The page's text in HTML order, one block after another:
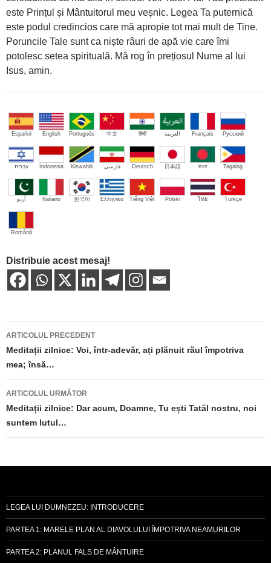
este Prințul și Mântuitorul meu veșnic. Legea Ta puternică
este podul credincios care mă apropie tot mai mult de Tine.
Poruncile Tale sunt ca niște râuri de apă vie care îmi
potolesc setea spirituală. Mă rog în prețiosul Nume al lui
Isus, amin.
Español English Português 中文 हिंदी العربية Français Русский
עברית Indonesia Kiswahili فارسی Deutsch 日本語 বাংলা Tagalog
اُردو Italiano 한국어 Ελληνικά Tiếng Việt Polski ไทย Türkçe
Română
Distribuie acest mesaj!
Navigare
în
articole
ARTICOLUL PRECEDENT
Meditații zilnice: Voi, într-adevăr, ați plănuit răul împotriva
mea; însă…
ARTICOLUL URMĂTOR
Meditații zilnice: Dar acum, Doamne, Tu ești Tatăl nostru, noi
suntem lutul…
LEGEA LUI DUMNEZEU: INTRODUCERE
PARTEA 1: MARELE PLAN AL DIAVOLULUI ÎMPOTRIVA NEAMURILOR
PARTEA 2: PLANUL FALS DE MÂNTUIRE